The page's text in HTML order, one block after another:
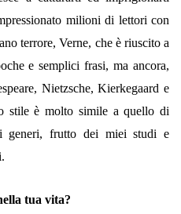
milioni di lettori con
terrore, Verne, che è riuscito a
e semplici frasi, ma ancora,
Nietzsche, Kierkegaard e
stile è molto simile a quello di
generi, frutto dei miei studi e
tua vita?